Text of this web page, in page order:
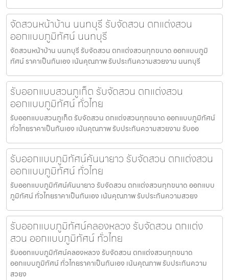
จัดสวนหน้าบ้าน นนทบุรี รับจัดสวน ตกแต่งสวน
ออกแบบภูมิทัศน์ นนทบุรี
จัดสวนหน้าบ้าน นนทบุรี รับจัดสวน ตกแต่งสวนทุกขนาด ออกแบบภูมิ
ทัศน์ ราคาเป็นกันเอง เน้นคุณภาพ รับประกันความสวยงาม นนทบุรี
รับออกแบบสวนภูเก็ต รับจัดสวน ตกแต่งสวน
ออกแบบภูมิทัศน์ ทั่วไทย
รับออกแบบสวนภูเก็ต รับจัดสวน ตกแต่งสวนทุกขนาด ออกแบบภูมิทัศน์
ทั่วไทยราคาเป็นกันเอง เน้นคุณภาพ รับประกันความสวยงาม รับออ
รับออกแบบภูมิทัศน์คันนายาว รับจัดสวน ตกแต่งสวน
ออกแบบภูมิทัศน์ ทั่วไทย
รับออกแบบภูมิทัศน์คันนายาว รับจัดสวน ตกแต่งสวนทุกขนาด ออกแบบ
ภูมิทัศน์ ทั่วไทยราคาเป็นกันเอง เน้นคุณภาพ รับประกันความสวยง
รับออกแบบภูมิทัศน์คลองหลวง รับจัดสวน ตกแต่ง
สวน ออกแบบภูมิทัศน์ ทั่วไทย
รับออกแบบภูมิทัศน์คลองหลวง รับจัดสวน ตกแต่งสวนทุกขนาด
ออกแบบภูมิทัศน์ ทั่วไทยราคาเป็นกันเอง เน้นคุณภาพ รับประกันความ
สวยง